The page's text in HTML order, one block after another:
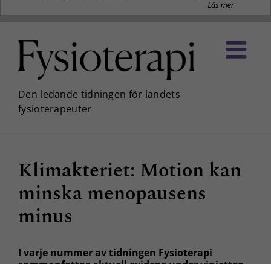
innehållet
Klimakteriet: Motion kan
minska menopausens
minus
I varje nummer av tidningen Fysioterapi